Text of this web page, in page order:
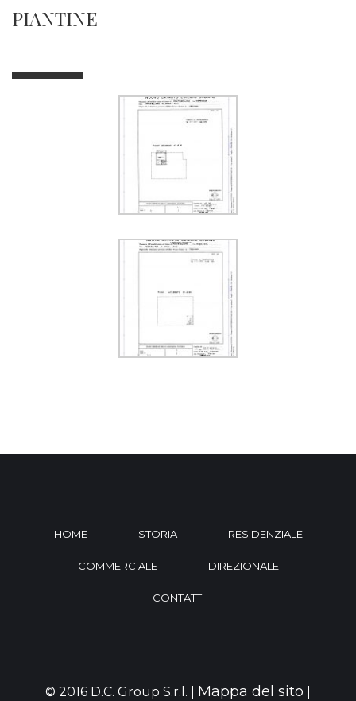
PIANTINE
HOME STORIA RESIDENZIALE
COMMERCIALE DIREZIONALE
CONTATTI
© 2016 D.C. Group S.r.l. | Mappa del sito